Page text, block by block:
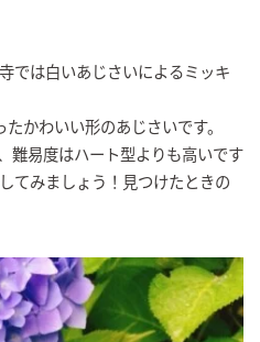
では白いあじさいによるミッキ
かわいい形のあじさいです。
難易度はハート型よりも高いです
てみましょう！見つけたときの